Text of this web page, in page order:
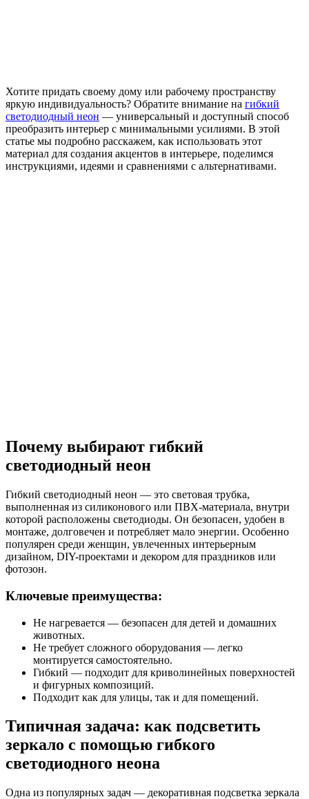
Хотите придать своему дому или рабочему пространству
яркую индивидуальность? Обратите внимание на гибкий
светодиодный неон — универсальный и доступный способ
преобразить интерьер с минимальными усилиями. В этой
статье мы подробно расскажем, как использовать этот
материал для создания акцентов в интерьере, поделимся
инструкциями, идеями и сравнениями с альтернативами.
Почему выбирают гибкий
светодиодный неон
Гибкий светодиодный неон — это световая трубка,
выполненная из силиконового или ПВХ-материала, внутри
которой расположены светодиоды. Он безопасен, удобен в
монтаже, долговечен и потребляет мало энергии. Особенно
популярен среди женщин, увлеченных интерьерным
дизайном, DIY-проектами и декором для праздников или
фотозон.
Ключевые преимущества:
Не нагревается — безопасен для детей и домашних
животных.
Не требует сложного оборудования — легко
монтируется самостоятельно.
Гибкий — подходит для криволинейных поверхностей
и фигурных композиций.
Подходит как для улицы, так и для помещений.
Типичная задача: как подсветить
зеркало с помощью гибкого
светодиодного неона
Одна из популярных задач — декоративная подсветка зеркала